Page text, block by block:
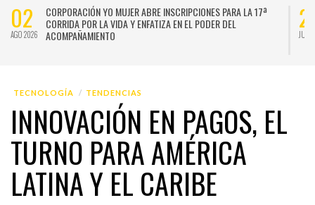
02
AGO 2026
CORPORACIÓN YO MUJER ABRE INSCRIPCIONES PARA LA 17ª
CORRIDA POR LA VIDA Y ENFATIZA EN EL PODER DEL
ACOMPAÑAMIENTO
JUL
TECNOLOGÍA TENDENCIAS
INNOVACIÓN EN PAGOS, EL
TURNO PARA AMÉRICA
LATINA Y EL CARIBE